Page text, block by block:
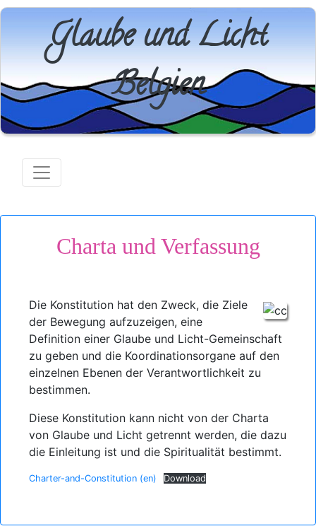
Glaube und Licht
Belgien
Charta und Verfassung
Die Konstitution hat den Zweck, die Ziele
der Bewegung aufzuzeigen, eine
Definition einer Glaube und Licht-Gemeinschaft
zu geben und die Koordinationsorgane auf den
einzelnen Ebenen der Verantwortlichkeit zu
bestimmen.
Diese Konstitution kann nicht von der Charta
von Glaube und Licht getrennt werden, die dazu
die Einleitung ist und die Spiritualität bestimmt.
Charter-and-Constitution (en) Download